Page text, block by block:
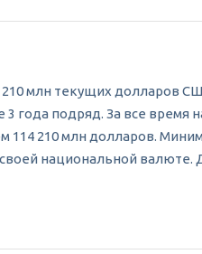
млн текущих долларов
года подряд. За все время
114 210 млн долларов.
национальной